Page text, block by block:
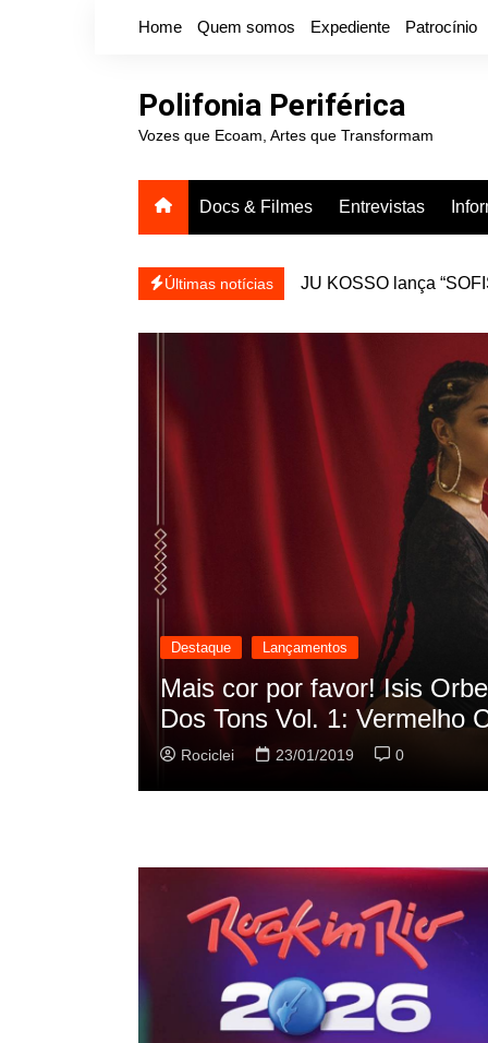
Home Quem somos Expediente Patrocínio
Polifonia Periférica
Vozes que Ecoam, Artes que Transformam
Docs & Filmes Entrevistas
Últimas notícias
ea coragem de se Projota relança a
Destaque Lançamentos
Rashid vai buscar nos HQs
sua nova música
Rociclei 22/01/2019 0